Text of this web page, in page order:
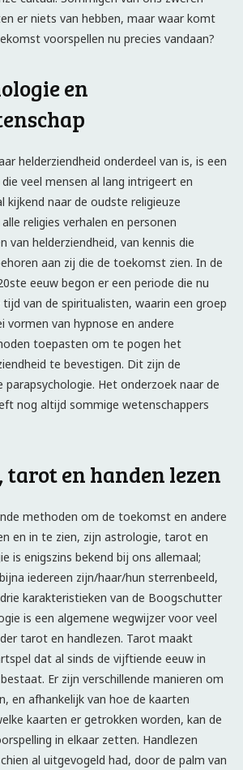
er niets van hebben, maar waar komt
voorspellen nu precies vandaan?
en
helderziendheid onderdeel van is, is een
veel mensen al lang intrigeert en
kijkend naar de oudste religieuze
religies verhalen en personen
van helderziendheid, van kennis die
aan zij die de toekomst zien. In de
eeuw begon er een periode die nu
van de spiritualisten, waarin een groep
vormen van hypnose en andere
toepasten om te pogen het
te bevestigen. Dit zijn de
parapsychologie. Het onderzoek naar de
nog altijd sommige wetenschappers
en handen lezen
methoden om de toekomst en andere
en in te zien, zijn astrologie, tarot en
is enigszins bekend bij ons allemaal;
iedereen zijn/haar/hun sterrenbeeld,
karakteristieken van de Boogschutter
is een algemene wegwijzer voor veel
tarot en handlezen. Tarot maakt
dat al sinds de vijftiende eeuw in
Er zijn verschillende manieren om
en afhankelijk van hoe de kaarten
kaarten er getrokken worden, kan de
in elkaar zetten. Handlezen
al uitgevogeld had, door de palm van